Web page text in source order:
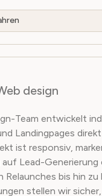
design
Team entwickelt
Landingpages
ist responsiv,
Lead-Generierung
Relaunches bis hin zu
stellen wir